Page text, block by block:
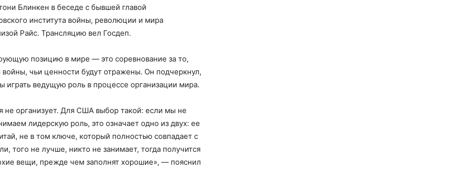
Блинкен в беседе с бывшей главой
института войны, революции и мира
Райс. Трансляцию вел Госдеп.
позицию в мире — это соревнование за то,
чьи ценности будут отражены. Он подчеркнул,
играть ведущую роль в процессе организации мира.
не организует. Для США выбор такой: если мы не
лидерскую роль, это означает одно из двух: ее
не в том ключе, который полностью совпадает с
того не лучше, никто не занимает, тогда получится
вещи, прежде чем заполнят хорошие», — пояснил